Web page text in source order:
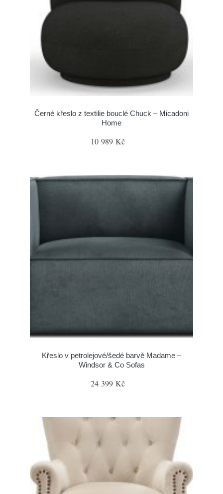
Černé křeslo z textilie bouclé Chuck – Micadoni
Home
10 989 Kč
Křeslo v petrolejové/šedé barvě Madame –
Windsor & Co Sofas
24 399 Kč